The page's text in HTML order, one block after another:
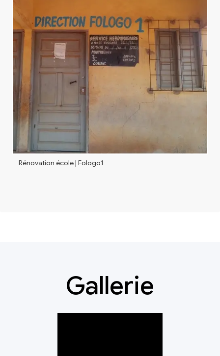
Rénovation école | Fologo1
Gallerie